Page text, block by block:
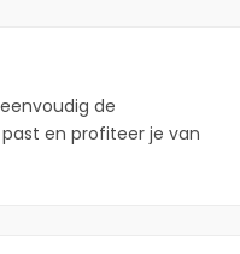
de
en profiteer je van